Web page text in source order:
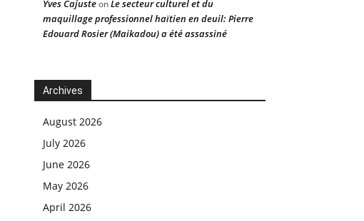
Yves CajusteonLe secteur culturel et du
maquillage professionnel haïtien en deuil: Pierre
Edouard Rosier (Maikadou) a été assassiné
Archives
August 2026
July 2026
June 2026
May 2026
April 2026